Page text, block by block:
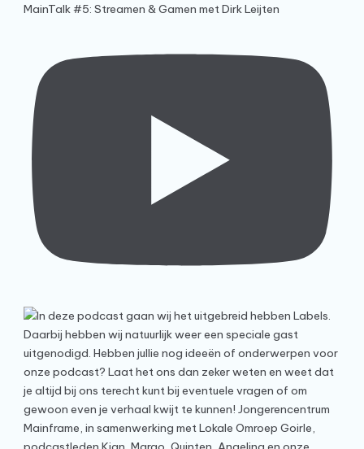
MainTalk #5: Streamen & Gamen met Dirk Leijten